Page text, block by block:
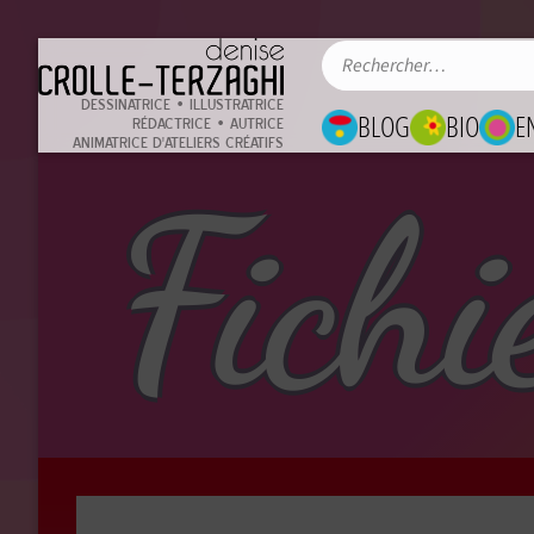
DESSINATRICE • ILLUSTRATRICE
RÉDACTRICE • AUTRICE
ANIMATRICE D'ATELIERS CRÉATIFS
BLOG BIO